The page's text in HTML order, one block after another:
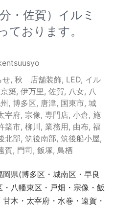
・佐賀）イルミ
ております。
せ, 秋 店舗装飾, LED, イル
京築, 伊万里 , 佐賀, 八女, 八
, 博多区, 唐津, 国東市, 城
宰府, 宗像 , 専門店, 小倉, 施
築市, 柳川 , 業務用, 由布, 福
北部, 筑後南部, 筑後船小屋,
賀, 門司 , 飯塚, 鳥栖
県(博多区・城南区・早良
八幡東区・戸畑・宗像・飯
木・太宰府・水巻・遠賀・